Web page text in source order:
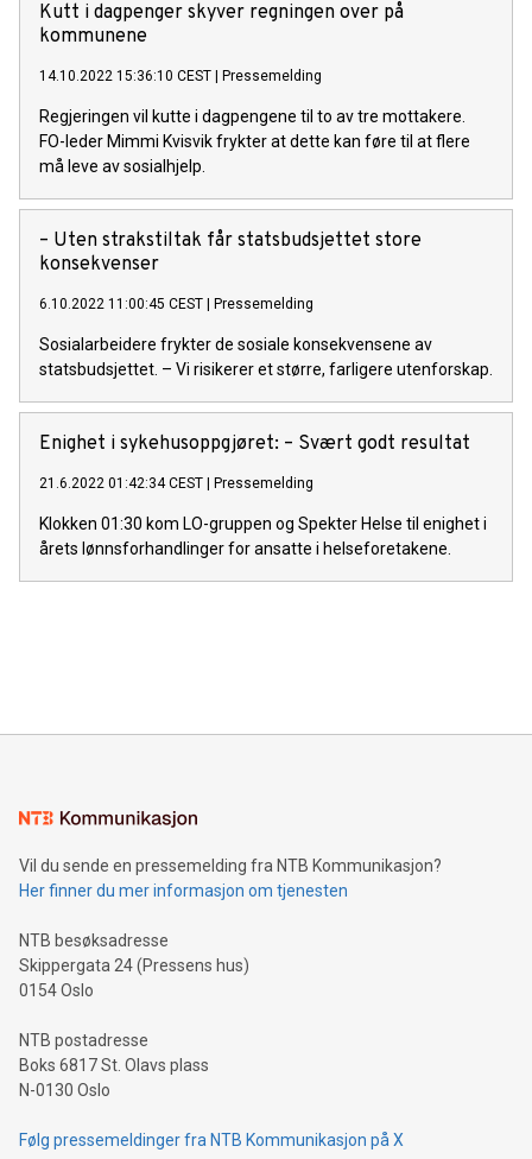
Kutt i dagpenger skyver regningen over på
kommunene
14.10.2022 15:36:10 CEST Pressemelding
Regjeringen vil kutte i dagpengene til to av tre mottakere.
FO-leder Mimmi Kvisvik frykter at dette kan føre til at flere
må leve av sosialhjelp.
– Uten strakstiltak får statsbudsjettet store
konsekvenser
6.10.2022 11:00:45 CEST Pressemelding
Sosialarbeidere frykter de sosiale konsekvensene av
statsbudsjettet. – Vi risikerer et større, farligere utenforskap.
Enighet i sykehusoppgjøret: – Svært godt resultat
21.6.2022 01:42:34 CEST Pressemelding
Klokken 01:30 kom LO-gruppen og Spekter Helse til enighet i
årets lønnsforhandlinger for ansatte i helseforetakene.
Vil du sende en pressemelding fra NTB Kommunikasjon?
Her finner du mer informasjon om tjenesten
NTB besøksadresse
Skippergata 24 (Pressens hus)
0154 Oslo
NTB postadresse
Boks 6817 St. Olavs plass
N-0130 Oslo
Følg pressemeldinger fra NTB Kommunikasjon på X